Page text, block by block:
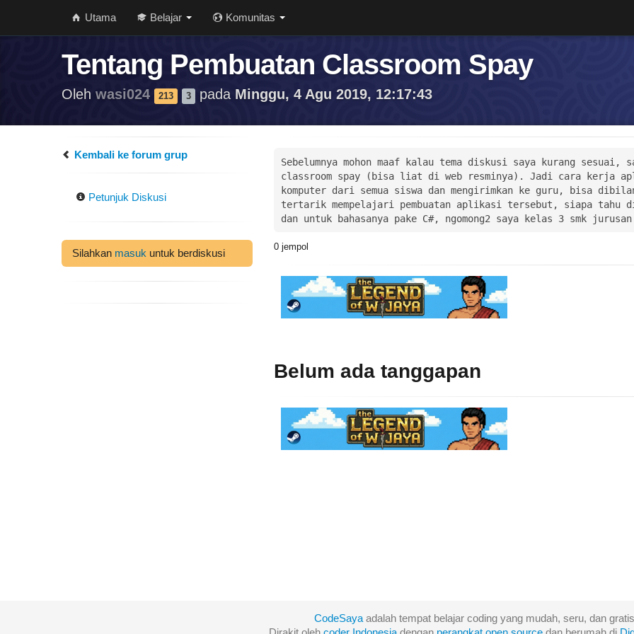
Utama Belajar Komunitas
Tentang Pembuatan Classroom Spay
Oleh wasi024 213 3 pada Minggu, 4 Agu 2019, 12:17:43
Kembali ke forum grup
Petunjuk Diskusi
Silahkan masuk untuk berdiskusi
Sebelumnya mohon maaf kalau tema diskusi saya kurang sesuai,
classroom spay (bisa liat di web resminya). Jadi cara kerja
komputer dari semua siswa dan mengirimkan ke guru, bisa
tertarik mempelajari pembuatan aplikasi tersebut, siapa tahu
dan untuk bahasanya pake C#, ngomong2 saya kelas 3 smk
0 jempol
Belum ada tanggapan
CodeSayaadalah tempat belajar coding yang mudah, seru, dan